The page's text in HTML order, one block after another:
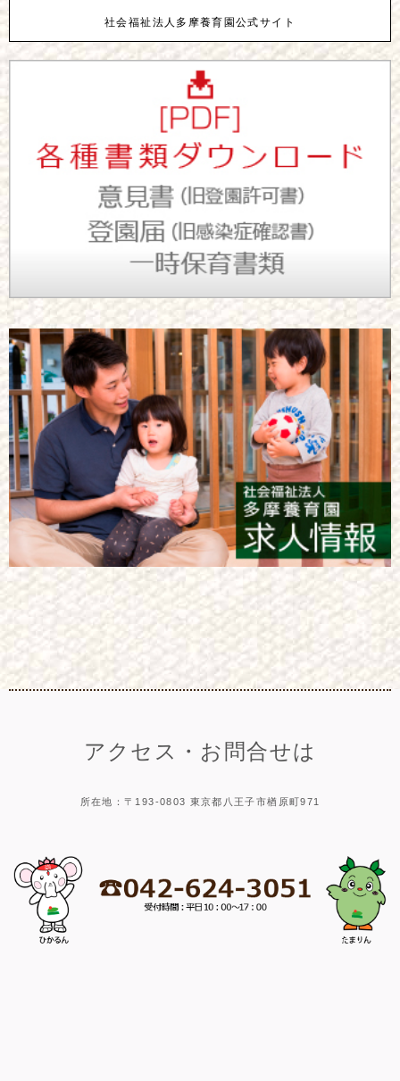
社会福祉法人多摩養育園公式サイト
アクセス・お問合せは
所在地：〒193-0803 東京都八王子市楢原町971